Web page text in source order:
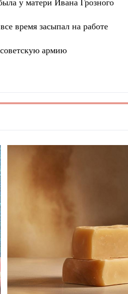
у матери Ивана Грозного
время засыпал на работе
армию